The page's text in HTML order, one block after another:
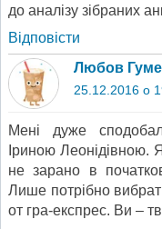
до аналізу зібраних
Відповіcти
Любов
25.12.2016 о
Мені дуже
Іриною Леонідівною.
не зарано в
Лише потрібно
от гра-експрес. Ви –